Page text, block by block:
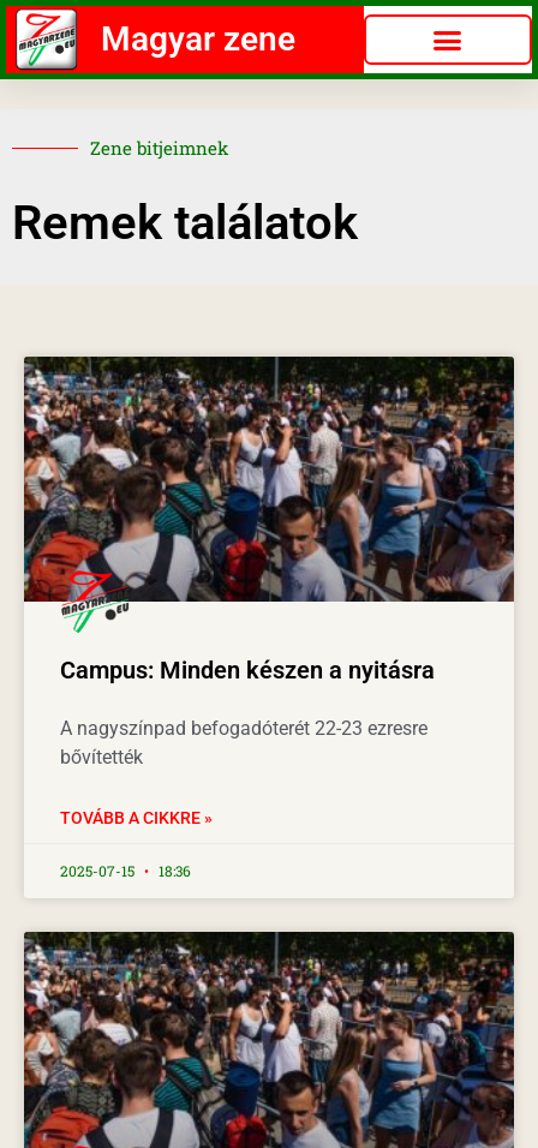
Magyar zene
Zene bitjeimnek
Remek találatok
Campus: Minden készen a nyitásra
A nagyszínpad befogadóterét 22-23 ezresre
bővítették
TOVÁBB A CIKKRE »
2025-07-15 18:36